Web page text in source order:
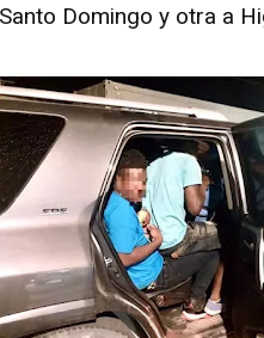
Domingo y otra a